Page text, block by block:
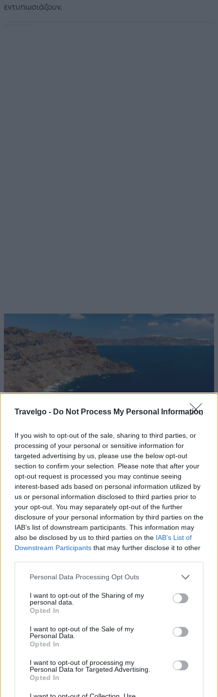
Travelgo - Do Not Process My Personal Information
If you wish to opt-out of the sale, sharing to third parties, or
processing of your personal or sensitive information for
targeted advertising by us, please use the below opt-out
section to confirm your selection. Please note that after your
opt-out request is processed you may continue seeing
interest-based ads based on personal information utilized by
us or personal information disclosed to third parties prior to
your opt-out. You may separately opt-out of the further
disclosure of your personal information by third parties on the
IAB’s list of downstream participants. This information may
also be disclosed by us to third parties on the IAB’s List of
Downstream Participants that may further disclose it to other
Please note that this website/app uses one or more Google
not limited to your visit or usage behaviour. You may click to
grant or deny consent to Google and its third-party tags to
use your data for below specified purposes in below Google
consent section.
Personal Data Processing Opt Outs
I want to opt-out of the Sharing of my
personal data.
Opted In
I want to opt-out of the Sale of my
Personal Data.
Opted In
I want to opt-out of processing my
Personal Data for Targeted Advertising.
Opted In
εντυπωσιάζουν.
Το νησί πιθαμή προς πιθαμή
Η Αγία Ειρήνη, ο οικισμός στο βόρειο άκρο, απέχει
περίπου 4,5 χιλιόμετρα από τον Μανωλά και πήρε το
όνομά της από την εκκλησία της Αγίας Ειρήνης που
βρίσκεται εκεί. Ο οικισμός διαθέτει ψαροταβέρνες και
μία παραλία με μαύρη άμμο και μαύρα βότσαλα, που
αξίζει να επισκεφθείτε.
(οινοποιεία στην τοπική διάλεκτο), ο Κόρφος ένας μικρός
γραφικός οικισμός, επίνειο της πρωτεύουσας και παλιό
λιμάνι του νησιού, κερδίζουν την προσοχή σας. Ο
Κόρφος συνδέεται με τον Μανωλά, μάλιστα, με ένα
ενώ η ακρογιαλιά του οικισμού προσφέρεται για
κολύμπι και ψάρεμα.